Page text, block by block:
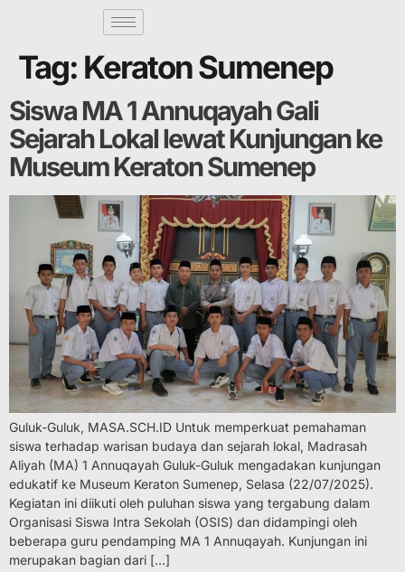
Tag: Keraton Sumenep
Siswa MA 1 Annuqayah Gali
Sejarah Lokal lewat Kunjungan ke
Museum Keraton Sumenep
Guluk-Guluk, MASA.SCH.ID Untuk memperkuat pemahaman
siswa terhadap warisan budaya dan sejarah lokal, Madrasah
Aliyah (MA) 1 Annuqayah Guluk-Guluk mengadakan kunjungan
edukatif ke Museum Keraton Sumenep, Selasa (22/07/2025).
Kegiatan ini diikuti oleh puluhan siswa yang tergabung dalam
Organisasi Siswa Intra Sekolah (OSIS) dan didampingi oleh
beberapa guru pendamping MA 1 Annuqayah. Kunjungan ini
merupakan bagian dari […]